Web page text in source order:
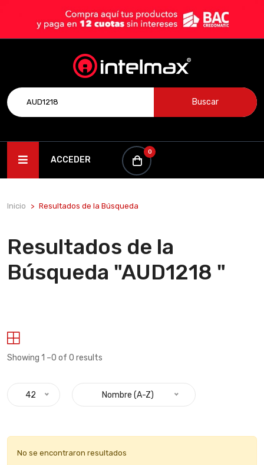
Buscar
ACCEDER
0
Inicio Resultados de la Búsqueda
Resultados de la
Búsqueda "AUD1218 "
Showing 1 –0 of 0 results
42 Nombre (A-Z)
No se encontraron resultados